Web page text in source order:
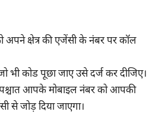
क्षेत्र की एजेंसी के नंबर पर कॉल
कोड पूछा जाए उसे दर्ज कर दीजिए।
आपके मोबाइल नंबर को आपकी
से जोड़ दिया जाएगा।